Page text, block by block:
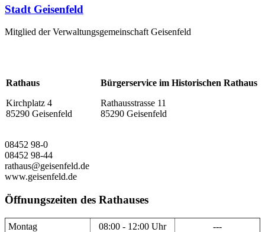
Stadt Geisenfeld
Mitglied der Verwaltungsgemeinschaft Geisenfeld
Rathaus
Kirchplatz 4
85290 Geisenfeld
Bürgerservice im Historischen Rathaus
Rathausstrasse 11
85290 Geisenfeld
08452 98-0
08452 98-44
rathaus@geisenfeld.de
www.geisenfeld.de
Öffnungszeiten des Rathauses
Montag 08:00 - 12:00 Uhr
---